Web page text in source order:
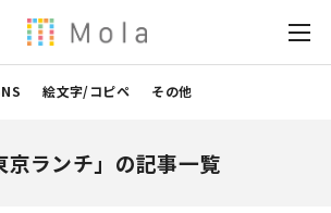
絵文字/コピペ その他
京ランチ」の記事一覧